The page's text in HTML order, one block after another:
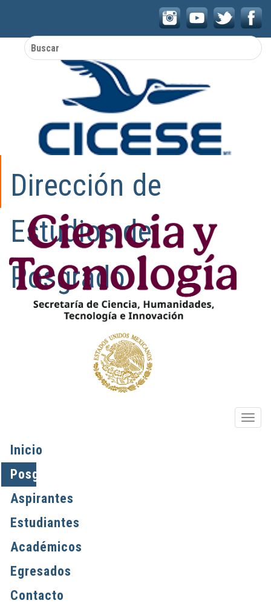
Dirección de
Estudios de
Posgrado
Inicio
Posgrados
Aspirantes
Estudiantes
Académicos
Egresados
Contacto